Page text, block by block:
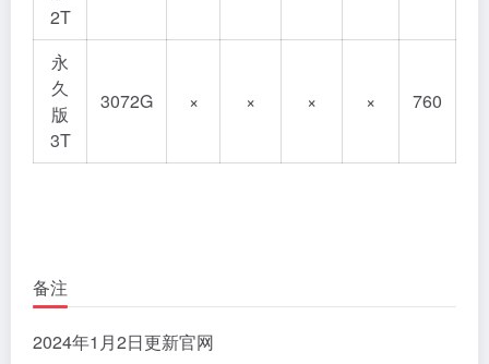
2T
永
久
版
3T
3072G × × × × 760
备注
2024年1月2日更新官网